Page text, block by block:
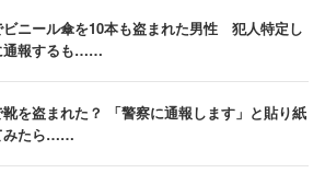
ビニール傘を10本も盗まれた男性 犯人特定し
通報するも……
を盗まれた？ 「警察に通報します」と貼り紙
みたら……